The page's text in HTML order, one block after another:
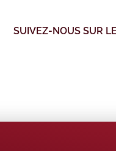
SUIVEZ-NOUS SUR